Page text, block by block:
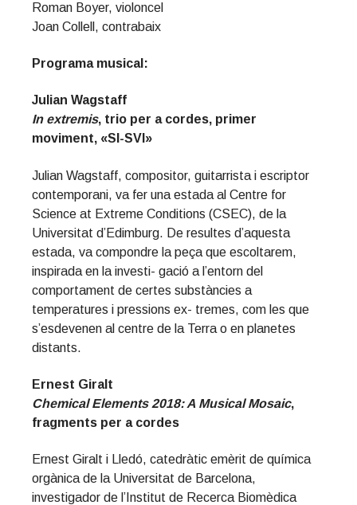
Roman Boyer, violoncel
Joan Collell, contrabaix
Programa musical:
Julian Wagstaff
In extremis, trio per a cordes, primer
moviment, «SI-SVI»
Julian Wagstaff, compositor, guitarrista i escriptor
contemporani, va fer una estada al Centre for
Science at Extreme Conditions (CSEC), de la
Universitat d’Edimburg. De resultes d’aquesta
estada, va compondre la peça que escoltarem,
inspirada en la investi- gació a l’entorn del
comportament de certes substàncies a
temperatures i pressions ex- tremes, com les que
s’esdevenen al centre de la Terra o en planetes
distants.
Ernest Giralt
Chemical Elements 2018: A Musical Mosaic,
fragments per a cordes
Ernest Giralt i Lledó, catedràtic emèrit de química
orgànica de la Universitat de Barcelona,
investigador de l’Institut de Recerca Biomèdica